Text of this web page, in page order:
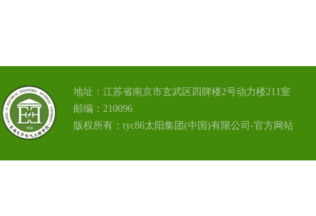
地址：江苏省南京市玄武区四牌楼2号动力楼211室
邮编：210096
版权所有：tyc86太阳集团(中国)有限公司-官方网站